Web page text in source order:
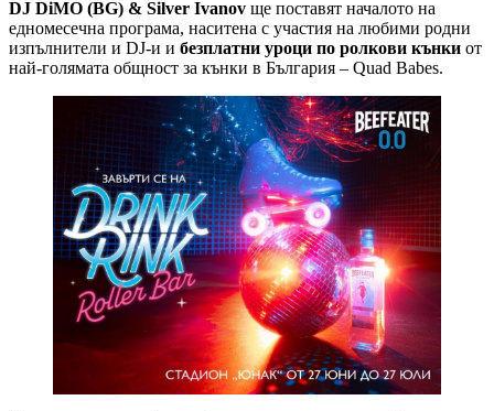
DJ DiMO (BG) & Silver Ivanov ще поставят началото на
едномесечна програма, наситена с участия на любими родни
изпълнители и DJ-и и безплатни уроци по ролкови кънки от
най-голямата общност за кънки в България – Quad Babes.